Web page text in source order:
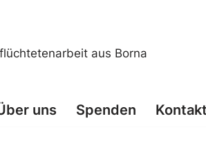
aus Borna
uns Spenden Kontakt